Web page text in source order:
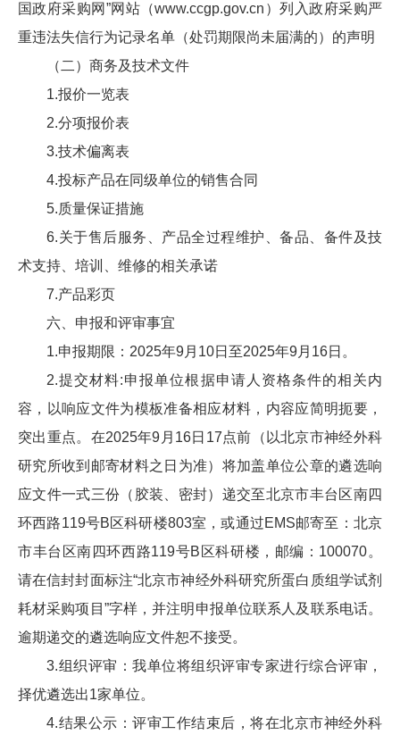
国政府采购网”网站（www.ccgp.gov.cn）列入政府采购严
重违法失信行为记录名单（处罚期限尚未届满的）的声明
（二）商务及技术文件
1.报价一览表
2.分项报价表
3.技术偏离表
4.投标产品在同级单位的销售合同
5.质量保证措施
6.关于售后服务、产品全过程维护、备品、备件及技
术支持、培训、维修的相关承诺
7.产品彩页
六、申报和评审事宜
1.申报期限：2025年9月10日至2025年9月16日。
2.提交材料:申报单位根据申请人资格条件的相关内
容，以响应文件为模板准备相应材料，内容应简明扼要，
突出重点。在2025年9月16日17点前（以北京市神经外科
研究所收到邮寄材料之日为准）将加盖单位公章的遴选响
应文件一式三份（胶装、密封）递交至北京市丰台区南四
环西路119号B区科研楼803室，或通过EMS邮寄至：北京
市丰台区南四环西路119号B区科研楼，邮编：100070。
请在信封封面标注“北京市神经外科研究所蛋白质组学试剂
耗材采购项目”字样，并注明申报单位联系人及联系电话。
逾期递交的遴选响应文件恕不接受。
3.组织评审：我单位将组织评审专家进行综合评审，
择优遴选出1家单位。
4.结果公示：评审工作结束后，将在北京市神经外科